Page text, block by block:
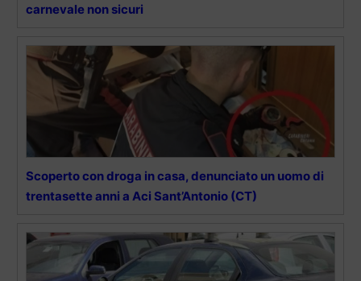
carnevale non sicuri
Scoperto con droga in casa, denunciato un uomo di
trentasette anni a Aci Sant’Antonio (CT)